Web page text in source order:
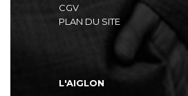
CGV
PLAN DU SITE
L'AIGLON